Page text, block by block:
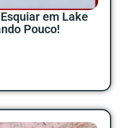
em Lake
Pouco!